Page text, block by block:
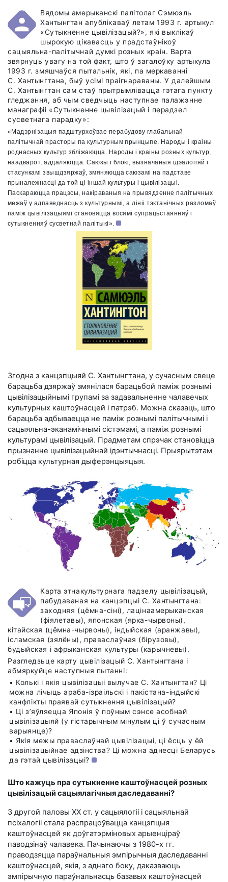
Вядомы амерыканскі палітолаг Сэмюэль
Хантынгтан апублікаваў летам 1993 г. артыкул
«Сутыкненне цывілізацый?», які выклікаў
шырокую цікавасць у прадстаўнікоў
сацыяльна-палітычнай думкі розных краін. Варта
звярнуць увагу на той факт, што ў загалоўку артыкула
1993 г. змяшчаўся пытальнік, які, па меркаванні
С. Хантынгтана, быў усімі праігнараваны. У далейшым
С. Хантынгтан сам стаў прытрымлівацца гэтага пункту
гледжання, аб чым сведчыць наступнае палажэнне
манаграфіі «Сутыкненне цывілізацый і перадзел
сусветнага парадку»:
«Мадэрнізацыя падштурхоўвае перабудову глабальнай
палітычнай прасторы па культурным прынцыпе. Народы і краіны
роднасных культур збліжаюцца. Народы і краіны розных культур,
наадварот, аддаляюцца. Саюзы і блокі, вызначаныя ідэалогіяй і
стасункамі звышдзяржаў, змяняюцца саюзамі на падставе
прыналежнасці да той ці іншай культуры і цывілізацыі.
Паскараюцца працэсы, накіраваныя на прывядзенне палітычных
межаў у адпаведнасць з культурнымі, а лініі тэктанічных разломаў
паміж цывілізацыямі становяцца восямі супрацьстаянняў і
сутыкненняў сусветнай палітыкі».
Згодна з канцэпцыяй С. Хантынгтана, у сучасным свеце
барацьба дзяржаў змянілася барацьбой паміж рознымі
цывілізацыйнымі групамі за задавальненне чалавечых
культурных каштоўнасцей і патрэб. Можна сказаць, што
барацьба адбываецца не паміж рознымі палітычнымі і
сацыяльна-эканамічнымі сістэмамі, а паміж рознымі
культурамі цывілізацый. Прадметам спрэчак становіцца
прызнанне цывілізацыйнай ідэнтычнасці. Прыярытэтам
робіцца культурная дыферэнцыяцыя.
Карта этнакультурнага падзелу цывілізацый,
пабудаваная на канцэпцыі С. Хантынгтана:
заходняя (цёмна-сіні), лацінаамерыканская
(фіялетавы), японская (ярка-чырвоны),
кітайская (цёмна-чырвоны), індыйская (аранжавы),
ісламская (зялёны), праваслаўная (бірузовы),
будыйская і афрыканская культуры (карычневы).
Разгледзьце карту цывілізацый С. Хантынгтана і
абмяркуйце наступныя пытанні:
• Колькі і якія цывілізацыі вылучае С. Хантынгтан? Ці
можна лічыць араба-ізраільскі і пакістана-індыйскі
канфлікты праявай сутыкнення цывілізацый?
• Ці з’яўляецца Японія ў поўным сэнсе асобнай
цывілізацыяй (у гістарычным мінулым ці ў сучасным
варыянце)?
• Якія межы праваслаўнай цывілізацыі, ці ёсць у ёй
цывілізацыйнае адзінства? Ці можна аднесці Беларусь
да гэтай цывілізацыі?
Што кажуць пра сутыкненне каштоўнасцей розных
цывілізацый сацыялагічныя даследаванні?
З другой паловы ХХ ст. у сацыялогіі і сацыяльнай
псіхалогіі стала распрацоўвацца канцэпцыя
каштоўнасцей як доўгатэрміновых арыенціраў
паводзінаў чалавека. Пачынаючы з 1980-х гг.
праводзяцца параўнальныя эмпірычныя даследаванні
каштоўнасцей, якія, з аднаго боку, даказваюць
эмпірычную параўнальнасць базавых каштоўнасцей